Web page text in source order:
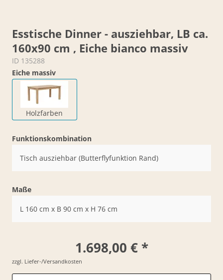
Esstische Dinner - ausziehbar, LB ca.
160x90 cm , Eiche bianco massiv
ID 135288
Eiche massiv
Holzfarben
Funktionskombination
Tisch ausziehbar (Butterflyfunktion Rand)
Maße
L 160 cm x B 90 cm x H 76 cm
1.698,00 € *
zzgl. Liefer-/Versandkosten